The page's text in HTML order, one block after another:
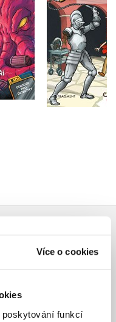
Více o cookies
poskytování funkcí
Kč
Do
199 Kč
registrovaní uživatelé